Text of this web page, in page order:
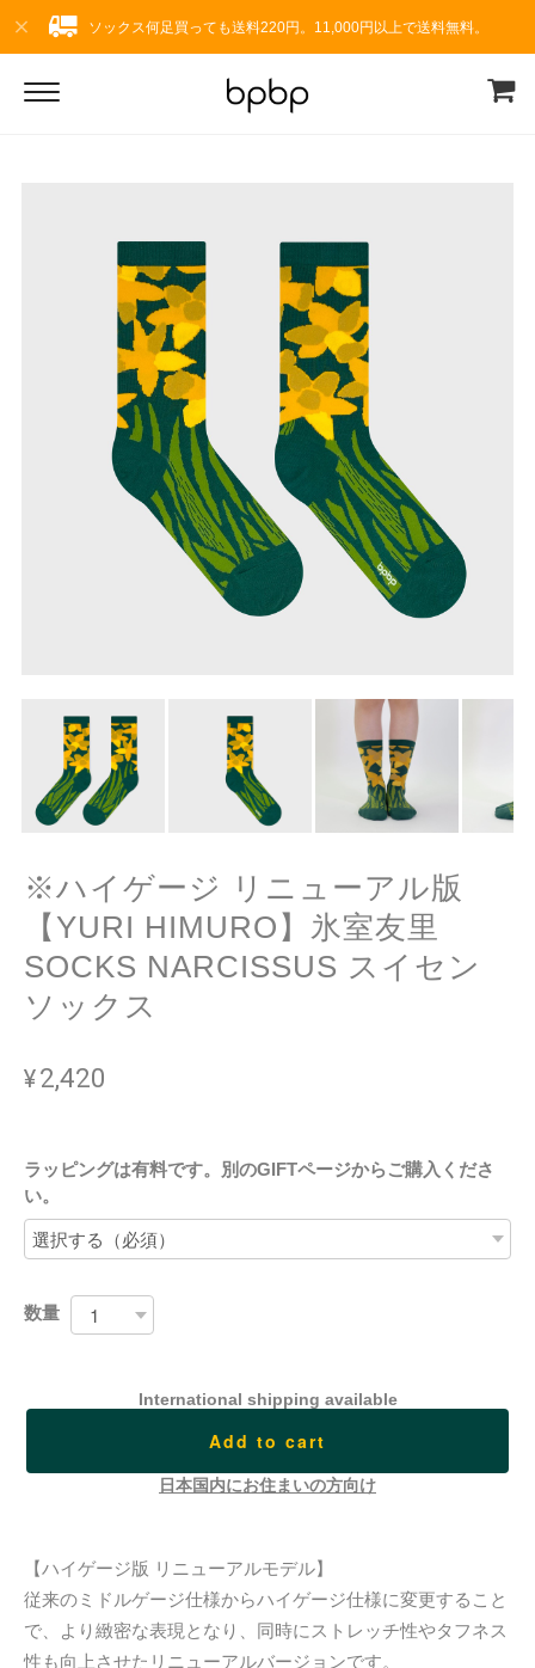
ソックス何足買っても送料220円。11,000円以上で送料無料。
※ハイゲージ リニューアル版
【YURI HIMURO】氷室友里
SOCKS NARCISSUS スイセン
ソックス
¥2,420
ラッピングは有料です。別のGIFTページからご購入くださ
い。
数量
International shipping available
Add to cart
日本国内にお住まいの方向け
【ハイゲージ版 リニューアルモデル】
従来のミドルゲージ仕様からハイゲージ仕様に変更すること
で、より緻密な表現となり、同時にストレッチ性やタフネス
性も向上させたリニューアルバージョンです。